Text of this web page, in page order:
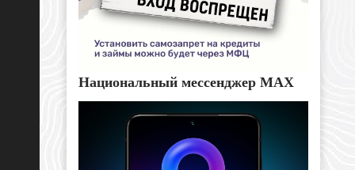
Национальный мессенджер MAX